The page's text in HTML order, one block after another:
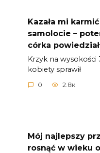
Kazała mi
samolocie –
córka
Krzyk na
kobiety sprawił
0 2.8к.
Mój najlepszy
rosnąć w wieku